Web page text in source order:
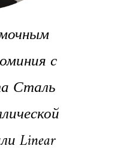
с
Сталь
Linear